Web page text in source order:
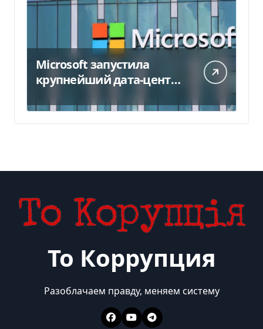
Microsoft запустила
крупнейший дата-центр
миллиарда
То Коррупция
Разоблачаем правду, меняем систему